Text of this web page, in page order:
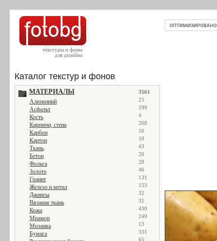
текстуры и фоны
для дизайна
Каталог текстур и фонов
МАТЕРИАЛЫ 3561
Алюминий 25
Асфальт 199
Кость 4
Кирпичи, стена 268
Карбон 16
Картон 10
Ткань 43
Бетон 26
Фольга 28
Золото 46
Гранит 131
Железо и метал 153
Джинсы 32
Вязаная ткань 31
Кожа 430
Мрамор 249
Мозаика 13
Бумага 331
65